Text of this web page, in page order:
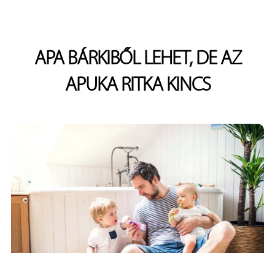
APA BÁRKIBŐL LEHET, DE AZ
APUKA RITKA KINCS